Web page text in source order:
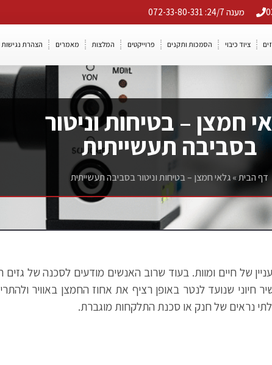
מענה 24/7: 072-33-80-331
ציוד כיבוי הסמכות ותקנים פרוייקטים המלצות מאמרים הצהרת נגישות
חמצן – בטיחות וניטור
בסביבה תעשייתית
דף הבית»גלאי חמצן – בטיחות וניטור בסביבה תעשייתית
של חיים ומוות. בעוד שרוב האנשים מודעים לסכנה של
חיוני שנועד לנטר באופן רציף את אחוז החמצן באוויר
נראים של חנק או סכנת התלקחות מוגברת.